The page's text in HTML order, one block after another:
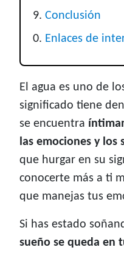
Conclusión
Enlaces de
El agua es uno de
significado tiene
se encuentra
las emociones y los
que hurgar en su
conocerte más a ti
que manejas tus
Si has estado
sueño se queda en